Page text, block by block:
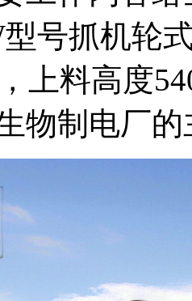
号抓机轮
上料高度
物制电厂